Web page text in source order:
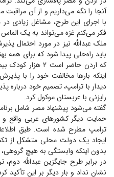
آنجا را نگه می‌داریم و از آن
با اجرای این طرح، مشاغل زیادی
فکر می‌کنم غزه می‌تواند به یک
ملک عبدالله نیز در مورد احتمال
باید راه‌حلی پیدا شود که برای همه
که اردن حاضر است ۲
اینکه بار‌ها مخالفت خود را با
دیدار با ترامپ، تصمیم خود درباره
رایزنی با عربستان موکول کرد.
گفته می‌شود پیشنهاد مصر شامل
حمایت دیگر کشور‌های عربی واقع و
ترامپ مطرح شده است. طبق
ایجاد یک دولت محلی متشکل از
بدون اینکه وابستگی به هیچ
در برابر طرح جایگزین عبدالله
نشان نداد و بار دیگر بر این